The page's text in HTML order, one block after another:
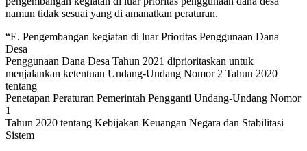
namun tidak sesuai yang di amanatkan peraturan.
“E. Pengembangan kegiatan di luar Prioritas Penggunaan Dana
Desa
Penggunaan Dana Desa Tahun 2021 diprioritaskan untuk
menjalankan ketentuan Undang-Undang Nomor 2 Tahun 2020
tentang
Penetapan Peraturan Pemerintah Pengganti Undang-Undang Nomor
1
Tahun 2020 tentang Kebijakan Keuangan Negara dan Stabilitasi
Sistem